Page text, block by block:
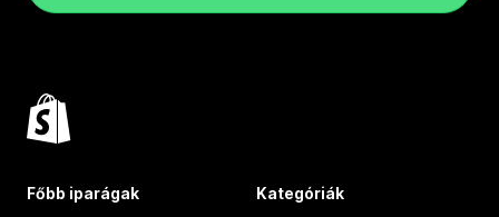
Főbb iparágak Kategóriák